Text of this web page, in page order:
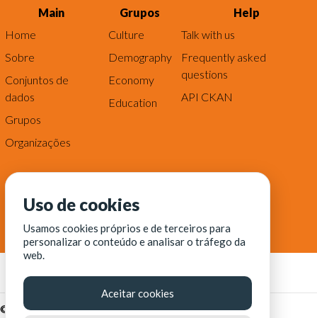
Main
Home
Sobre
Conjuntos de
dados
Grupos
Organizações
Grupos
Culture
Demography
Economy
Education
Help
Talk with us
Frequently asked
questions
API CKAN
© Fortaleza Digital || CITINOVA - Fundação de Ciência,
Uso de cookies
Usamos cookies próprios e de terceiros para
personalizar o conteúdo e analisar o tráfego da
web.
Aceitar cookies